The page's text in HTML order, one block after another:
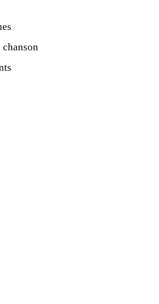
chanson